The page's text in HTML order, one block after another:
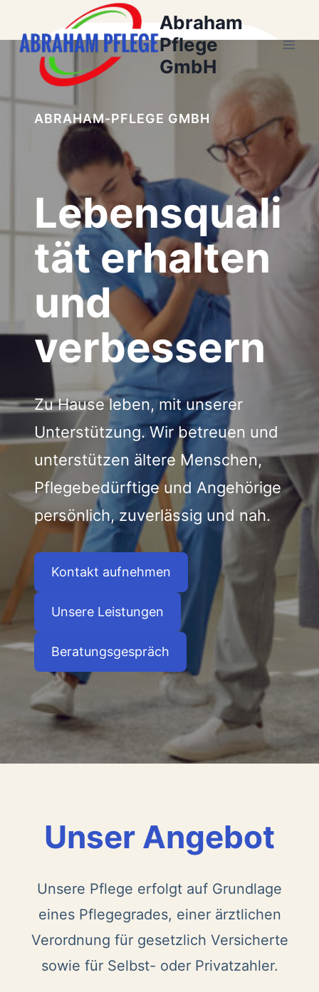
springen
Abraham
Pflege
GmbH
ABRAHAM-PFLEGE GMBH
Lebensquali
tät erhalten
und
verbessern
Zu Hause leben, mit unserer
Unterstützung. Wir betreuen und
unterstützen ältere Menschen,
Pflegebedürftige und Angehörige
persönlich, zuverlässig und nah.
Kontakt aufnehmen
Unsere Leistungen
Beratungsgespräch
Unser Angebot
Unsere Pflege erfolgt auf Grundlage
eines Pflegegrades, einer ärztlichen
Verordnung für gesetzlich Versicherte
sowie für Selbst- oder Privatzahler.